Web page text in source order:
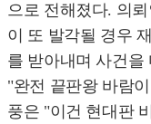
으로 전해졌다. 의
이 또 발각될 경우
를 받아내며 사건을
"완전 끝판왕 바람
풍은 "이건 현대판